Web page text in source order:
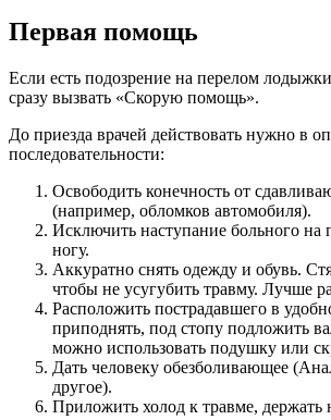
Первая помощь
Если есть подозрение на перелом
сразу вызвать «Скорую помощь».
До приезда врачей действовать нужно в
последовательности:
Освободить конечность от
(например, обломков автомобиля).
Исключить наступание больного
ногу.
Аккуратно снять одежду и обувь.
чтобы не усугубить травму. Лучше
Расположить пострадавшего в
приподнять, под стопу подложить
можно использовать подушку или
Дать человеку обезболивающее
другое).
Приложить холод к травме, держать